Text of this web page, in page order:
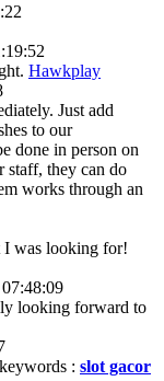
Hawkplay
Just add
to our
done in person on
staff, they can do
works through an
I was looking for!
looking forward to
keywords : slot gacor